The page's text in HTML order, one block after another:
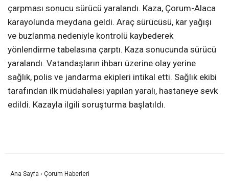
çarpması sonucu sürücü yaralandı. Kaza, Çorum-Alaca
karayolunda meydana geldi. Araç sürücüsü, kar yağışı
ve buzlanma nedeniyle kontrolü kaybederek
yönlendirme tabelasına çarptı. Kaza sonucunda sürücü
yaralandı. Vatandaşların ihbarı üzerine olay yerine
sağlık, polis ve jandarma ekipleri intikal etti. Sağlık ekibi
tarafından ilk müdahalesi yapılan yaralı, hastaneye sevk
edildi. Kazayla ilgili soruşturma başlatıldı.
Ana Sayfa › Çorum Haberleri